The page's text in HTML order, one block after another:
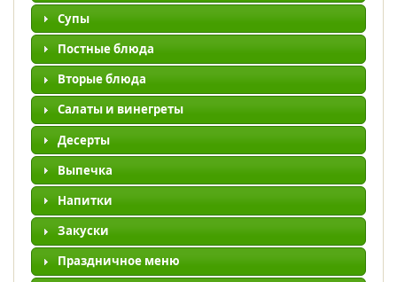
Супы
Постные блюда
Вторые блюда
Салаты и винегреты
Десерты
Выпечка
Напитки
Закуски
Праздничное меню